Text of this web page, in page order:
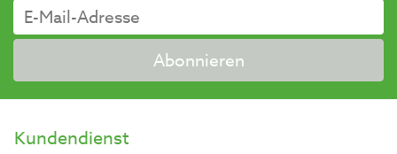
Abonnieren
Kundendienst